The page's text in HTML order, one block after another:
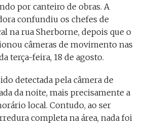
por canteiro de obras. A
confundiu os chefes de
na rua Sherborne, depois que o
câmeras de movimento nas
terça-feira, 18 de agosto.
detectada pela câmera de
da noite, mais precisamente a
local. Contudo, ao ser
completa na área, nada foi